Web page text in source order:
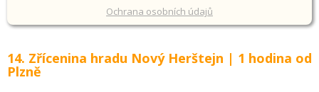
Ochrana osobních údajů
14. Zřícenina hradu Nový Herštejn | 1 hodina od
Plzně